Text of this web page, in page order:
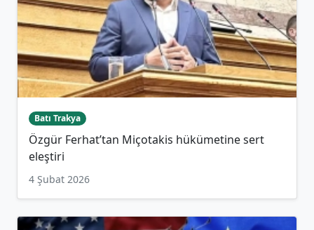
Batı Trakya
Özgür Ferhat’tan Miçotakis hükümetine sert
eleştiri
4 Şubat 2026